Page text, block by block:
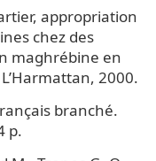
appropriation
chez des
maghrébine en
2000.
branché.
p.